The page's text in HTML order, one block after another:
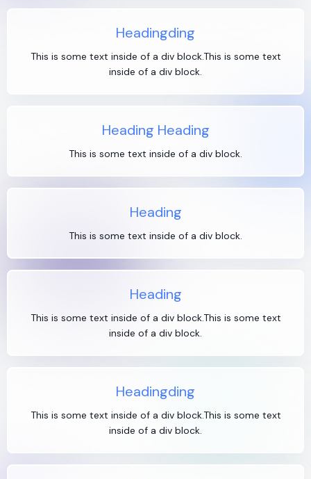
Headingding
This is some text inside of a div block.This is some text
inside of a div block.
Heading Heading
This is some text inside of a div block.
Heading
This is some text inside of a div block.
Heading
This is some text inside of a div block.This is some text
inside of a div block.
Headingding
This is some text inside of a div block.This is some text
inside of a div block.